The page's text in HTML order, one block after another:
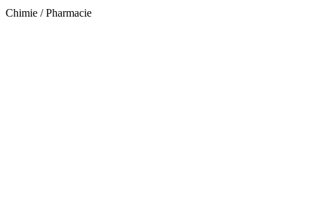
Chimie / Pharmacie